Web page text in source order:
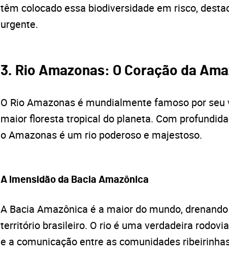
têm colocado essa biodiversidade em risco,
urgente.
3. Rio Amazonas: O Coração da
O Rio Amazonas é mundialmente famoso por
maior floresta tropical do planeta. Com
o Amazonas é um rio poderoso e majestoso.
A Imensidão da Bacia Amazônica
A Bacia Amazônica é a maior do mundo,
território brasileiro. O rio é uma verdadeira
e a comunicação entre as comunidades